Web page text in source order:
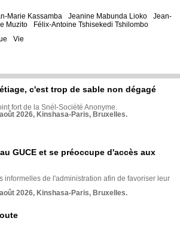
Marie Kassamba Jeanine Mabunda Lioko
Jean-
Muzito
Félix-Antoine Tshisekedi Tshilombo
Vie
c'est trop de sable non dégagé
fort de la Snél-Société Anonyme.
2026, Kinshasa-Paris, Bruxelles.
GUCE et se préoccupe d'accès aux
informelles de l'administration afin de favoriser leur
2026, Kinshasa-Paris, Bruxelles.